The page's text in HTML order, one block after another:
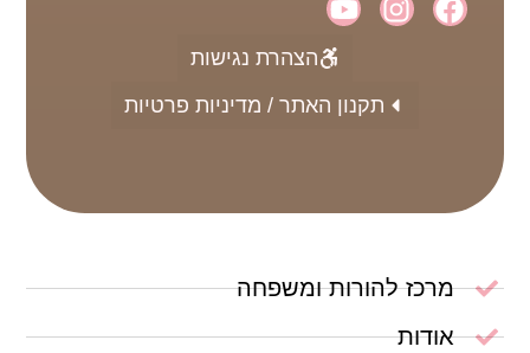
הצהרת נגישות
תקנון האתר / מדיניות פרטיות
מרכז להורות ומשפחה
אודות